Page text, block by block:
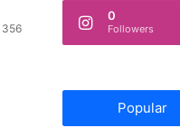
356
0
Followers
Popular